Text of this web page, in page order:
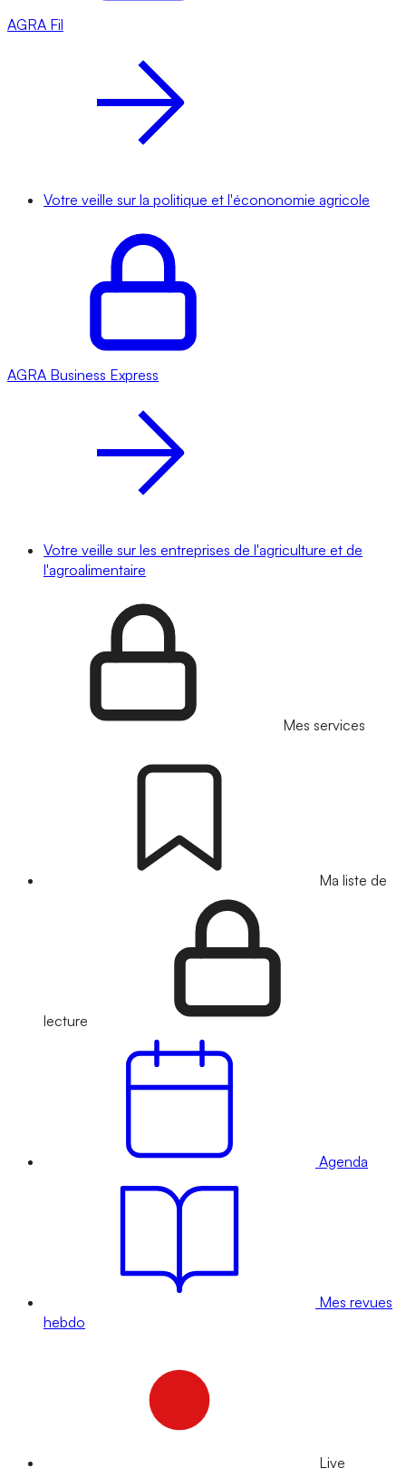
AGRA Fil
Votre veille sur la politique et l'écononomie agricole
AGRA Business Express
Votre veille sur les entreprises de l'agriculture et de
l'agroalimentaire
Mes services
Ma liste de
lecture
Agenda
Mes revues
hebdo
Live